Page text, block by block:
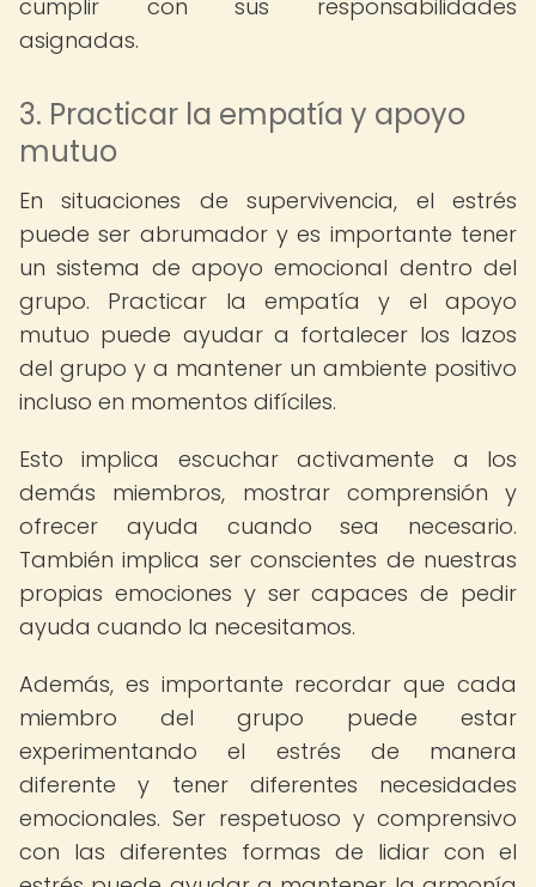
cumplir con sus responsabilidades
asignadas.
3. Practicar la empatía y apoyo
mutuo
En situaciones de supervivencia, el estrés
puede ser abrumador y es importante tener
un sistema de apoyo emocional dentro del
grupo. Practicar la empatía y el apoyo
mutuo puede ayudar a fortalecer los lazos
del grupo y a mantener un ambiente positivo
incluso en momentos difíciles.
Esto implica escuchar activamente a los
demás miembros, mostrar comprensión y
ofrecer ayuda cuando sea necesario.
También implica ser conscientes de nuestras
propias emociones y ser capaces de pedir
ayuda cuando la necesitamos.
Además, es importante recordar que cada
miembro del grupo puede estar
experimentando el estrés de manera
diferente y tener diferentes necesidades
emocionales. Ser respetuoso y comprensivo
con las diferentes formas de lidiar con el